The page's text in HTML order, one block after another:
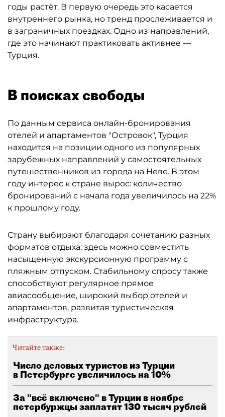
годы растёт. В первую очередь это касается
внутреннего рынка, но тренд прослеживается и
в заграничных поездках. Одно из направлений,
где это начинают практиковать активнее —
Турция.
В поисках свободы
По данным сервиса онлайн-бронирования
отелей и апартаментов "Островок", Турция
находится на позиции одного из популярных
зарубежных направлений у самостоятельных
путешественников из города на Неве. В этом
году интерес к стране вырос: количество
бронирований с начала года увеличилось на 22%
к прошлому году.
Страну выбирают благодаря сочетанию разных
форматов отдыха: здесь можно совместить
насыщенную экскурсионную программу с
пляжным отпуском. Стабильному спросу также
способствуют регулярное прямое
авиасообщение, широкий выбор отелей и
апартаментов, развитая туристическая
инфраструктура.
Читайте также:
Число деловых туристов из Турции
в Петербурге увеличилось на 10%
За "всё включено" в Турции в ноябре
петербуржцы заплатят 130 тысяч рублей